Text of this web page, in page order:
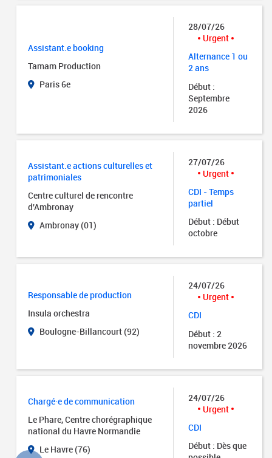
Assistant.e booking
Tamam Production
Paris 6e
28/07/26
Urgent
Alternance 1 ou
2 ans
Début :
Septembre
2026
Assistant.e actions culturelles et
patrimoniales
Centre culturel de rencontre
d'Ambronay
Ambronay (01)
27/07/26
Urgent
CDI - Temps
partiel
Début : Début
octobre
Responsable de production
Insula orchestra
Boulogne-Billancourt (92)
24/07/26
Urgent
CDI
Début : 2
novembre 2026
Chargé·e de communication
Le Phare, Centre chorégraphique
national du Havre Normandie
Le Havre (76)
24/07/26
Urgent
CDI
Début : Dès que